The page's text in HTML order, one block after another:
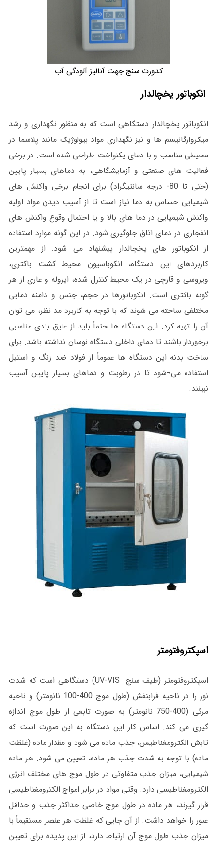
کدورت سنج جهت آنالیز آلودگی آب
انکوباتور یخچالدار
انکوباتور یخچالدار دستگاهی است که به منظور نگهداری و رشد
میکروارگانیسم ها و نیز نگهداری مواد بیولوژیک مانند پلاسما در
محیطی مناسب و با دمای یکنواخت طراحی شده است. در برخی
فعالیت های صنعتی و آزمایشگاهی، به دماهای بسیار پایین
(حتی تا 80- درجه سانتیگراد) برای انجام برخی واکنش های
شیمیایی حساس به دما نیاز است تا از آسیب دیدن مواد اولیه
واکنش شیمیایی در دما های بالا و یا احتمال وقوع واکنش های
انفجاری در دمای اتاق جلوگیری شود. در این گونه موارد استفاده
از انکوباتور های یخچالدار پیشنهاد می شود. از مهمترین
کاربردهای این دستگاه، انکوباسیون محیط کشت باکتری،
ویروسی و قارچی در یک محیط کنترل شده، ایزوله و عاری از هر
گونه باکتری است. انکوباتورها در حجم، جنس و دامنه دمایی
مختلفی ساخته می شوند که با توجه به کاربرد مد نظر، می توان
آن را تهیه کرد. این دستگاه ها حتماً باید از عایق بندی مناسبی
برخوردار باشند تا دمای داخلی دستگاه نوسان نداشته باشد. برای
ساخت بدنه این دستگاه ها عموماً از فولاد ضد زنگ و استیل
استفاده می¬شود تا در رطوبت و دماهای بسیار پایین آسیب
نبینند.
اسپکتروفتومتر
اسپکتروفتومتر (طیف سنج UV-VIS) دستگاهی است که شدت
نور را در ناحیه فرابنفش (طول موج 400-100 نانومتر) و ناحیه
مرئی (400-750 نانومتر) به صورت تابعی از طول موج اندازه
گیری می کند. اساس کار این دستگاه به این صورت است که
تابش الکترومغناطیس، جذب ماده می شود و مقدار ماده (غلظت
ماده) با توجه به شدت جذب هر ماده، تعیین می شود. هر ماده
شیمیایی، میزان جذب متفاوتی در طول موج های مختلف انرژی
الکترومغناطیسی دارد. وقتی مواد در برابر امواج الکترومغناطیسی
قرار گیرند، هر ماده در طول موج خاصی حداکثر جذب و حداقل
عبور را خواهد داشت. از آن جایی که غلظت هر عنصر مستقیماً با
میزان جذب طول موج آن ارتباط دارد، از این پدیده برای تعیین